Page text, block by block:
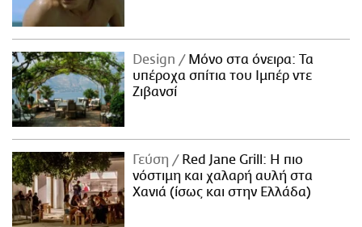
Design
Μόνο στα όνειρα: Τα
υπέροχα σπίτια του Ιμπέρ ντε
Ζιβανσί
Γεύση
Red Jane Grill: Η πιο
νόστιμη και χαλαρή αυλή στα
Χανιά (ίσως και στην Ελλάδα)